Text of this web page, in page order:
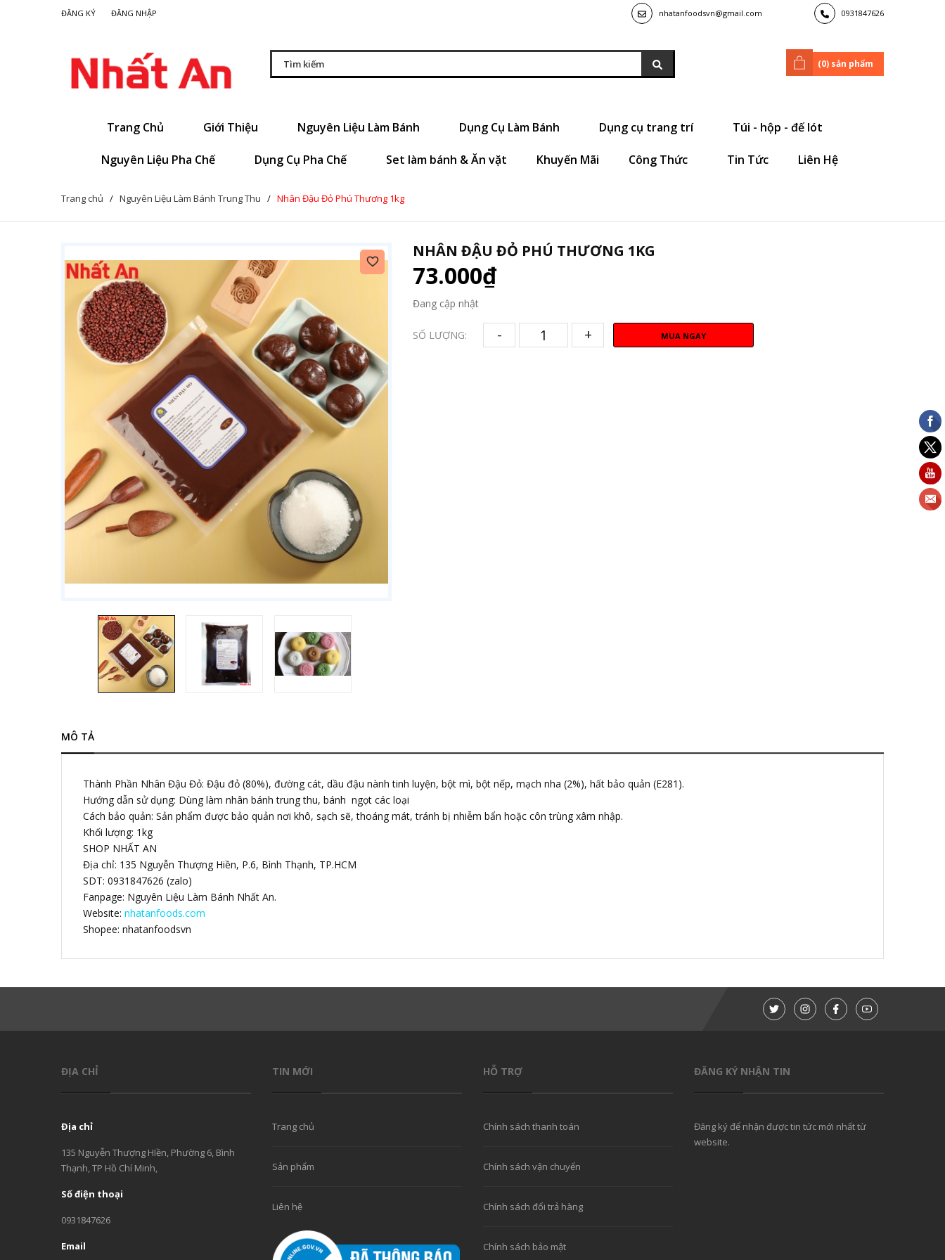
ĐĂNG KÝ ĐĂNG NHẬP nhatanfoodsvn@gmail.com 0931847626
(0) sản phẩm
Trang Chủ Giới Thiệu Nguyên Liệu Làm Bánh Dụng Cụ Làm Bánh Dụng cụ trang trí Túi - hộp - đế lót
Nguyên Liệu Pha Chế Dụng Cụ Pha Chế Set làm bánh & Ăn vặt Khuyến Mãi Công Thức Tin Tức Liên Hệ
Trang chủ / Nguyên Liệu Làm Bánh Trung Thu / Nhân Đậu Đỏ Phú Thương 1kg
NHÂN ĐẬU ĐỎ PHÚ THƯƠNG 1KG
73.000₫
Đang cập nhật
SỐ LƯỢNG: - + MUA NGAY
MÔ TẢ
Thành Phần Nhân Đậu Đỏ: Đậu đỏ (80%), đường cát, dầu đậu nành tinh luyện, bột mì, bột nếp, mạch nha (2%), hất bảo quản (E281).
Hướng dẫn sử dụng: Dùng làm nhân bánh trung thu, bánh ngọt các loại
Cách bảo quản: Sản phẩm được bảo quản nơi khô, sạch sẽ, thoáng mát, tránh bị nhiễm bẩn hoặc côn trùng xâm nhập.
Khối lượng: 1kg
SHOP NHẤT AN
Địa chỉ: 135 Nguyễn Thượng Hiền, P.6, Bình Thạnh, TP.HCM
SDT: 0931847626 (zalo)
Fanpage: Nguyên Liệu Làm Bánh Nhất An.
Website: nhatanfoods.com
Shopee: nhatanfoodsvn
ĐỊA CHỈ
Địa chỉ
135 Nguyễn Thượng HIền, Phường 6, Bình
Thạnh, TP Hồ Chí Minh,
Số điện thoại
0931847626
Email
TIN MỚI
Trang chủ
Sản phẩm
Liên hệ
HỖ TRỢ
Chính sách thanh toán
Chính sách vận chuyển
Chính sách đổi trả hàng
Chính sách bảo mật
ĐĂNG KÝ NHẬN TIN
Đăng ký để nhận được tin tức mới nhất từ
website.